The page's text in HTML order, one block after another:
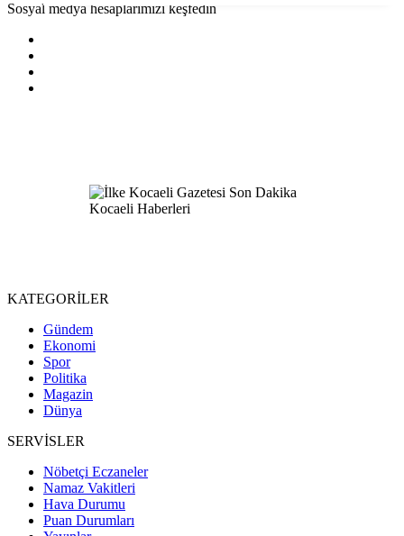
Sosyal medya hesaplarımızı keşfedin
KATEGORİLER
Gündem
Ekonomi
Spor
Politika
Magazin
Dünya
SERVİSLER
Nöbetçi Eczaneler
Namaz Vakitleri
Hava Durumu
Puan Durumları